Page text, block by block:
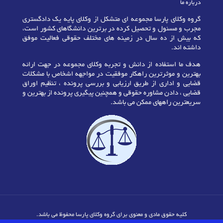
درباره ما
گروه وکلای پارسا مجموعه ای متشکل از وکلای پایه یک دادگستری
مجرب و مسئول و تحصیل کرده در برترین دانشگاهای کشور است،
که بیش از ده سال در زمینه های مختلف حقوقی فعالیت موفق
داشته اند.
هدف ما استفاده از دانش و تجربه وکلای مجموعه در جهت ارائه
بهترین و موثرترین راهکار موفقیت در مواجهه اشخاص با مشکلات
قضایی و اداری از طریق ارزیابی و بررسی پرونده ، تنظیم اوراق
قضایی ، دادن مشاوره حقوقی و همچنین پیگیری پرونده از بهترین و
سریعترین راههای ممکن می باشد.
کلیه حقوق مادی و معنوی برای گروه وکلای پارسا محفوظ می باشد.